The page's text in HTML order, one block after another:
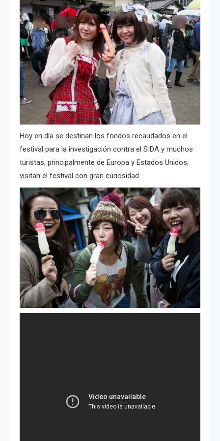
Hoy en día se destinan los fondos recaudados en el
festival para la investigación contra el SIDA y muchos
turistas, principalmente de Europa y Estados Unidos,
visitan el festival con gran curiosidad.